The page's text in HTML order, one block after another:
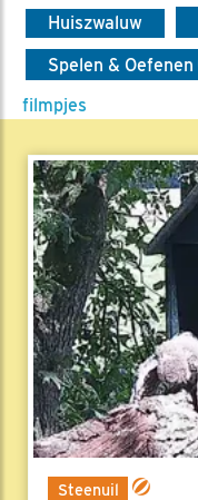
Huiszwaluw
Spelen & Oefenen
filmpjes
Steenuil